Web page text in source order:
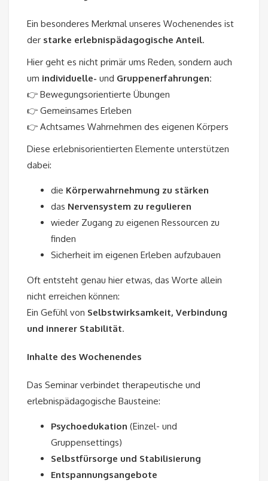
Ein besonderes Merkmal unseres Wochenendes ist
der starke erlebnispädagogische Anteil.
Hier geht es nicht primär ums Reden, sondern auch
um individuelle- und Gruppenerfahrungen:
👉 Bewegungsorientierte Übungen
👉 Gemeinsames Erleben
👉 Achtsames Wahrnehmen des eigenen Körpers
Diese erlebnisorientierten Elemente unterstützen
dabei:
die Körperwahrnehmung zu stärken
das Nervensystem zu regulieren
wieder Zugang zu eigenen Ressourcen zu
finden
Sicherheit im eigenen Erleben aufzubauen
Oft entsteht genau hier etwas, das Worte allein
nicht erreichen können:
Ein Gefühl von Selbstwirksamkeit, Verbindung
und innerer Stabilität.
Inhalte des Wochenendes
Das Seminar verbindet therapeutische und
erlebnispädagogische Bausteine:
Psychoedukation (Einzel- und
Gruppensettings)
Selbstfürsorge und Stabilisierung
Entspannungsangebote